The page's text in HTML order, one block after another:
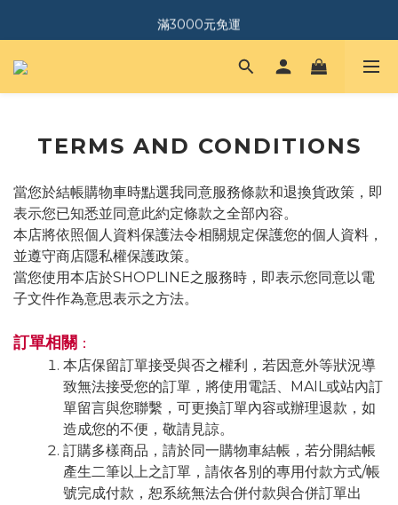
｜加入會員．送$150購物金｜
滿3000元免運
｜加入會員．送$150購物金｜
TERMS AND CONDITIONS
當您於結帳購物車時點選我同意服務條款和退換貨政策，即
表示您已知悉並同意此約定條款之全部內容。
本店將依照個人資料保護法令相關規定保護您的個人資料，
並遵守商店隱私權保護政策。
當您使用本店於SHOPLINE之服務時，即表示您同意以電
子文件作為意思表示之方法。
訂單相關 ：
本店保留訂單接受與否之權利，若因意外等狀況導
致無法接受您的訂單，將使用電話、MAIL或站內訂
單留言與您聯繫，可更換訂單內容或辦理退款，如
造成您的不便，敬請見諒。
訂購多樣商品，請於同一購物車結帳，若分開結帳
產生二筆以上之訂單，請依各別的專用付款方式/帳
號完成付款，恕系統無法合併付款與合併訂單出